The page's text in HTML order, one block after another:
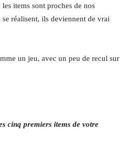
items sont proches de nos
réalisent, ils deviennent de vrai
un jeu, avec un peu de recul sur
cinq premiers items de votre